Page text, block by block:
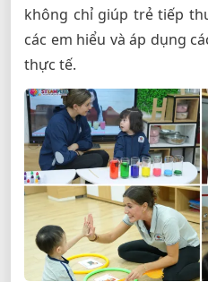
không chỉ giúp trẻ tiếp
các em hiểu và áp dụng
thực tế.